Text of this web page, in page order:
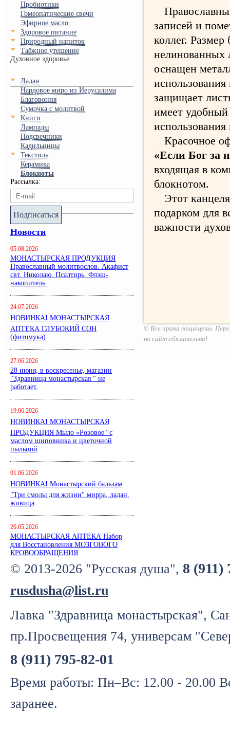
Пробиотики
Гомеопатические свечи
Эфирное масло
Здоровое питание
Природный напиток
Таёжное утешение
Духовное здоровье
Ладан
Нардовое миро из Иерусалима
Благовония
Сумочка с молитвой
Книги
Лампады
Подсвечники
Кадильницы
Текстиль
Керамика
Блокноты
Рассылка:
Подписаться
Новости
05.08.2026
МОНАСТЫРСКАЯ ПРОДУКЦИЯ
Православный молитвослов. Акафист
свт. Николаю. Псалтирь. Флэш-
накопитель.
24.07.2026
НОВИНКА❗ МОНАСТЫРСКАЯ
АПТЕКА ГЛУБОКИЙ СОН
(фитомука)
27.06.2026
28 июня, в воскресенье, магазин
"Здравница монастырская " не
работает.
19.06.2026
НОВИНКА❗ МОНАСТЫРСКАЯ
ПРОДУКЦИЯ Мыло «Розовое" с
маслом шиповника и цветочной
пыльцой
01.06.2026
НОВИНКА❗ Монастырский бальзам
"Три смолы для жизни" мирра, ладан,
живица
26.05.2026
МОНАСТЫРСКАЯ АПТЕКА Набор
для Восстановления МОЗГОВОГО
КРОВООБРАЩЕНИЯ
записей и
коллег.
нелинованных
оснащен
защищает
имеет
Красочное
«Если Бог за
входящая в
блокнотом.
Этот
подарком для
важности
© 2013-2026 "Русская душа", 8 (911)
rusdusha@list.ru
Лавка "Здравница монастырская",
пр.Просвещения 74, универсам
8 (911) 795-82-01
Время работы: Пн–Вс: 12.00 - 20.00
заранее.
© Все права защищены.
на сайт обязательна!